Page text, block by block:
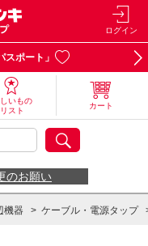
ログイン
ポート」
いもの
リスト
カート
のお願い
機器 > ケーブル・電源タップ